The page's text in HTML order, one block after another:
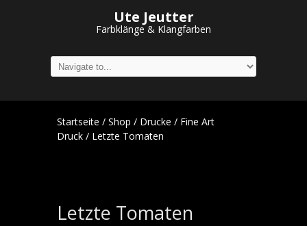
Ute Jeutter
Farbklänge & Klangfarben
Startseite / Shop / Drucke / Fine Art
Druck / Letzte Tomaten
Letzte Tomaten